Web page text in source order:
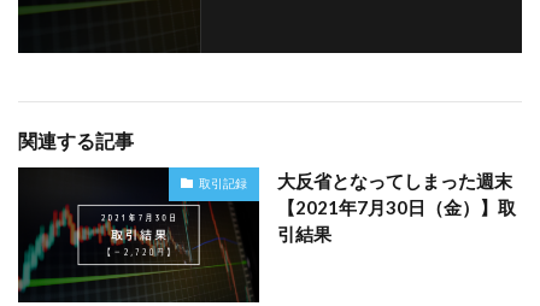
関連する記事
取引記録
大反省となってしまった週末
【2021年7月30日（金）】取
引結果